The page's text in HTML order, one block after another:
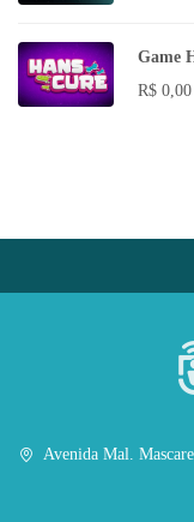
Game
R$ 0,00
Avenida Mal.